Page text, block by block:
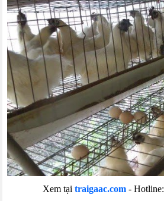
Xem tại traigaac.com- Hotline: